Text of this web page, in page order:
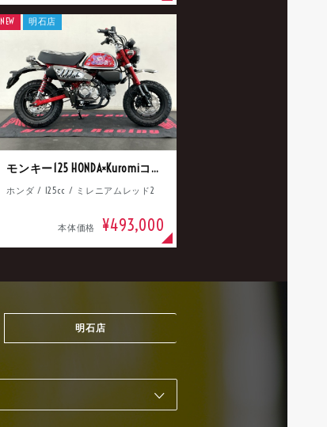
モンキー125 HONDA×Kuromiコラボ
ホンダ / 125cc / ミレニアムレッド2
本体価格 ¥493,000
NEW 明石店
明石店